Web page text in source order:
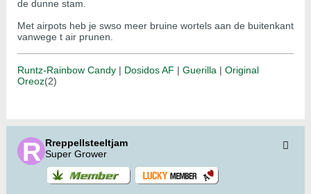
de dunne stam.
Met airpots heb je swso meer bruine wortels aan de buitenkant
vanwege t air prunen.
Runtz-Rainbow Candy | Dosidos AF | Guerilla | Original
Oreoz(2)
Rreppellsteeltjam
Super Grower